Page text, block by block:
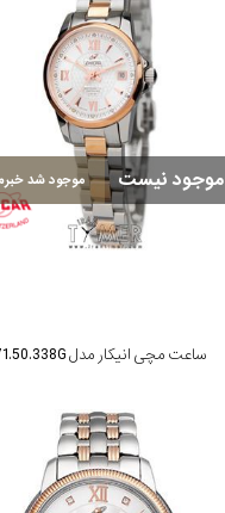
موجود نیست موجود شد
ساعت مچی انیکار مدل 771.50.338G